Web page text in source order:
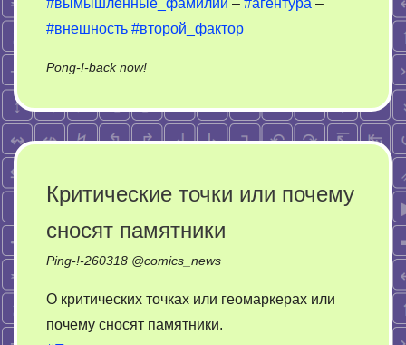
#вымышленные_фамилии – #агентура –
#внешность #второй_фактор
Pong-!-back now!on
–
Созинов
Критические точки или почему
сносят памятники
Ping-!-260318 @comics_news
О критических точках или геомаркерах или
почему сносят памятники.